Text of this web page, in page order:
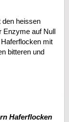
den heissen
Enzyme auf Null
mit
bitteren und
Haferflocken